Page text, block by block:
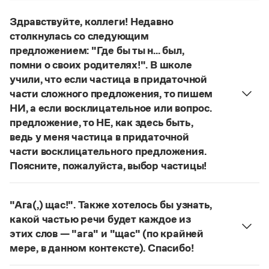
Справочники
Правила русской орфографии и пунктуации
Русский язык. Краткий теоретический курс
для школьников
Письмовник
Справочник по пунктуации
Словарь-справочник трудностей
Справочник по фразеологии
Азбучные истины
Журнал
Новости и события
Управление в русском языке
Словарь русских имён
Правила русской орфографии и пунктуации
Здравствуйте, коллеги! Недавно
столкнулась со следующим
предложением: "Где бы ты н... был,
помни о своих родителях!". В школе
учили, что если частица в придаточной
части сложного предложения, то пишем
НИ, а если восклицательное или вопрос.
предложение, то НЕ, как здесь быть,
ведь у меня частица в придаточной
части восклицательного предложения.
Поясните, пожалуйста, выбор частицы!
Правильно:Где бы ты ни был, помни о своих
восклицательных предложениях: Где ты только
не был!
"Ага(,) щас!". Также хотелось бы узнать,
какой частью речи будет каждое из
этих слов — "ага" и "щас" (по крайней
мере, в данном контексте). Спасибо!
Ага—частица, которая в данном случае